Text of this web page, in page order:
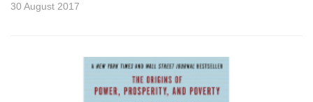
30 August 2017